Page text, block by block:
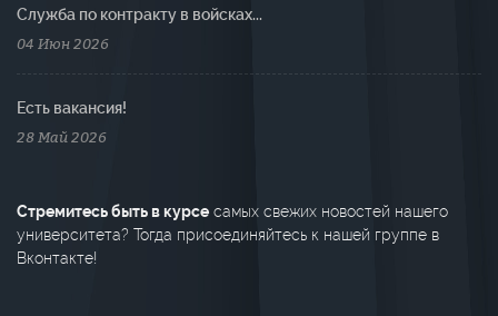
Cлужба по контракту в войсках...
04 Июн 2026
Есть вакансия!
28 Май 2026
Стремитесь быть в курсе самых свежих новостей нашего
университета? Тогда присоединяйтесь к нашей группе в
Вконтакте!